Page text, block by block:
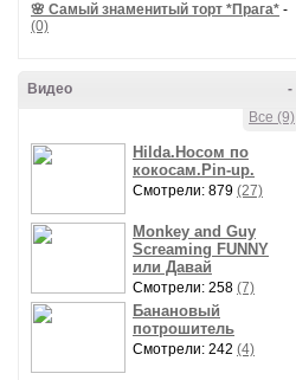
🌸 Самый знаменитый торт *Прага* -
(0)
-
Видео
Все (9)
Hilda.Носом по
кокосам.Pin-up.
Смотрели: 879 (27)
Monkey and Guy
Screaming FUNNY
или Давай
Смотрели: 258 (7)
Банановый
потрошитель
Смотрели: 242 (4)